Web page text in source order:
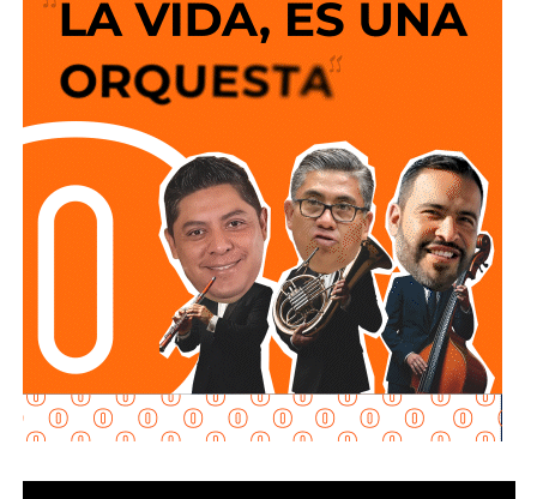
social “Lavanderías Gratuitas”, el mandatario estatal
manifestó el interés de que Soledad fuera de los primeros
municipios beneficiados, por lo que se expresó la
disposición del Ayuntamiento para colaborar en la
consolidación de este proyecto, el cual ahora comienza a
materializarse en un espacio del Sistema Municipal para
el Desarrollo Integral de la Familia (DIF) destinado al
bienestar de las familias.
de las familias, porque les permitirá ahorrar tiempo y